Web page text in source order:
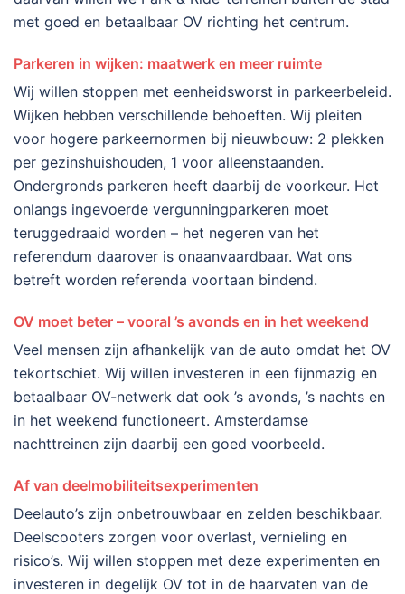
met goed en betaalbaar OV richting het centrum.
Parkeren in wijken: maatwerk en meer ruimte
Wij willen stoppen met eenheidsworst in parkeerbeleid.
Wijken hebben verschillende behoeften. Wij pleiten
voor hogere parkeernormen bij nieuwbouw: 2 plekken
per gezinshuishouden, 1 voor alleenstaanden.
Ondergronds parkeren heeft daarbij de voorkeur. Het
onlangs ingevoerde vergunningparkeren moet
teruggedraaid worden – het negeren van het
referendum daarover is onaanvaardbaar. Wat ons
betreft worden referenda voortaan bindend.
OV moet beter – vooral ’s avonds en in het weekend
Veel mensen zijn afhankelijk van de auto omdat het OV
tekortschiet. Wij willen investeren in een fijnmazig en
betaalbaar OV-netwerk dat ook ’s avonds, ’s nachts en
in het weekend functioneert. Amsterdamse
nachttreinen zijn daarbij een goed voorbeeld.
Af van deelmobiliteitsexperimenten
Deelauto’s zijn onbetrouwbaar en zelden beschikbaar.
Deelscooters zorgen voor overlast, vernieling en
risico’s. Wij willen stoppen met deze experimenten en
investeren in degelijk OV tot in de haarvaten van de